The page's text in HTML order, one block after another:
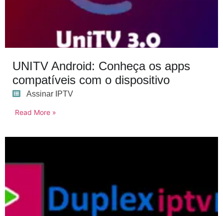
UNITV Android: Conheça os apps
compatíveis com o dispositivo
Assinar IPTV
Read More »